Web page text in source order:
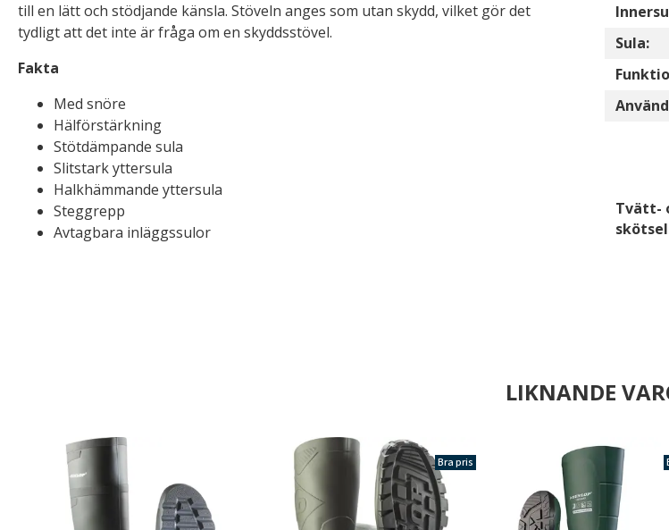
till en lätt och stödjande känsla. Stöveln anges som utan skydd, vilket gör det
tydligt att det inte är fråga om en skyddsstövel.
Fakta
Med snöre
Hälförstärkning
Stötdämpande sula
Slitstark yttersula
Halkhämmande yttersula
Steggrepp
Avtagbara inläggssulor
Sula:
Tvätt-
LIKNANDE
Bra pris